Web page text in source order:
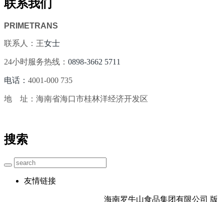
联系我们
PRIMETRANS
联系人：王女士
24小时服务热线： 0898-3662 5711
电话： 4001-000 735
地 址：海南省海口市桂林洋经济开发区
搜索
友情链接
海南罗牛山食品集团有限公司 版